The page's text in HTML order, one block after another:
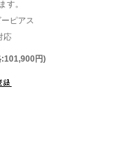
す。
ーピアス
応
円)